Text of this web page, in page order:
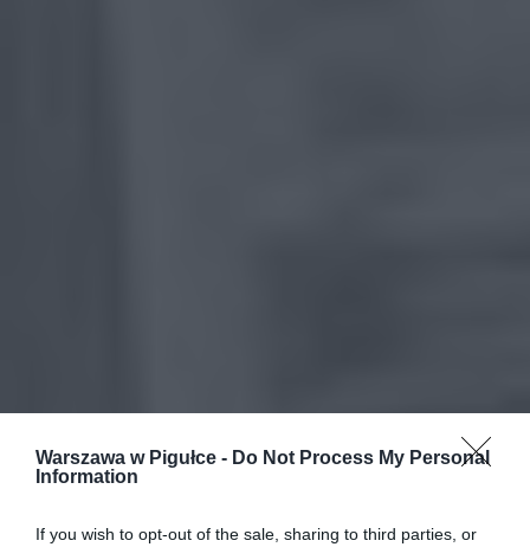
Warszawa w Pigułce - Do Not Process My Personal
Information
If you wish to opt-out of the sale, sharing to third parties, or